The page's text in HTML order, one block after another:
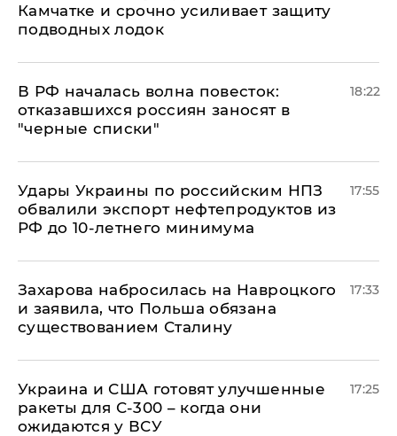
Камчатке и срочно усиливает защиту
подводных лодок
​В РФ началась волна повесток:
отказавшихся россиян заносят в
"черные списки"
18:22
Удары Украины по российским НПЗ
обвалили экспорт нефтепродуктов из
РФ до 10-летнего минимума
17:55
​Захарова набросилась на Навроцкого
и заявила, что Польша обязана
существованием Сталину
17:33
Украина и США готовят улучшенные
ракеты для С-300 – когда они
ожидаются у ВСУ
17:25